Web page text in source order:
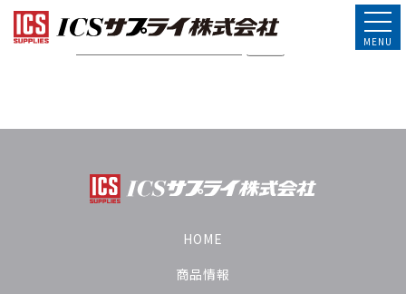
このコンテンツはパスワードで保護されています。閲覧するには
以下にパスワードを入力してください。
パスワード:
HOME
商品情報